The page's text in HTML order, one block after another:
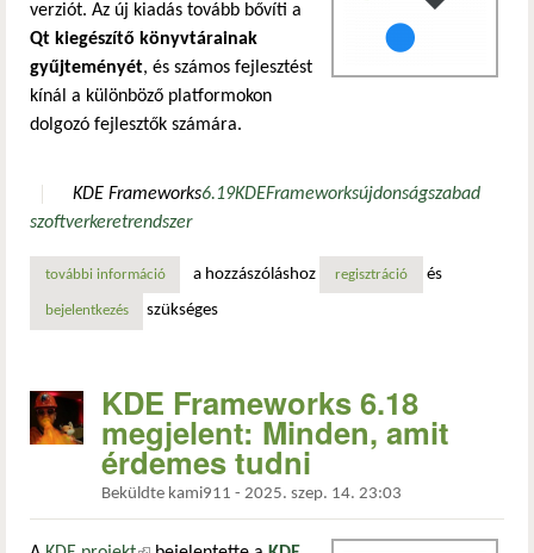
verziót. Az új kiadás tovább bővíti a
Qt kiegészítő könyvtárainak
gyűjteményét, és számos fejlesztést
kínál a különböző platformokon
dolgozó fejlesztők számára.
KDE Frameworks6.19KDEFrameworksújdonságszabad
szoftverkeretrendszer
további információikonikus frissítésekkel megjelent a kde frameworks 6.19
a hozzászóláshoz regisztráció és
bejelentkezés szükséges
KDE Frameworks 6.18
megjelent: Minden, amit
érdemes tudni
Beküldte kami911 - 2025. szep. 14. 23:03